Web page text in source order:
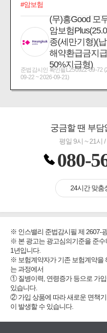
#암보험
(무)흥Good 모
암보험
종(세만기형)(
해약환급금지
50%지급형)
준법감시인 확인필L250922-09-72
09-22 ~ 2026-09-21)
궁금할 땐 부
평일 9시 ~ 21시
080-
24시간 맞춤
※ 인스밸리 준법감시필 제 2607-
※ 본 광고는 광고심의기준을 준
1년입니다.
※ 보험계약자가 기존 보험계약을
는 과정에서
① 질병이력, 연령증가 등으로 가
있습니다.
② 가입 상품에 따라 새로운 면책
이 발생할 수 있습니다.